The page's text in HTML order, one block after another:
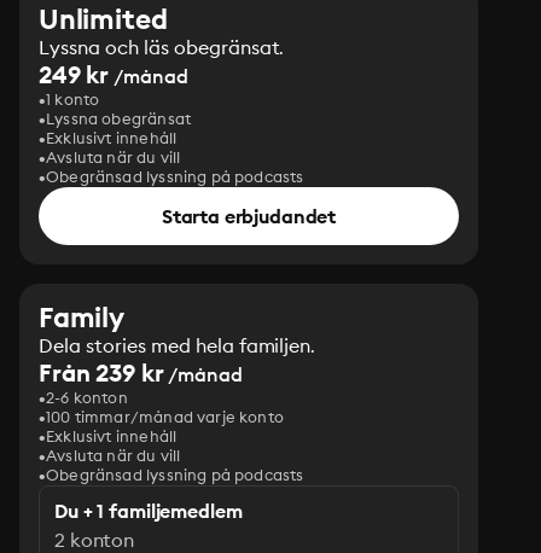
Unlimited
Lyssna och läs obegränsat.
249 kr /månad
1 konto
Lyssna obegränsat
Exklusivt innehåll
Avsluta när du vill
Obegränsad lyssning på podcasts
Starta erbjudandet
Family
Dela stories med hela familjen.
Från 239 kr/månad
2-6 konton
100 timmar/månad varje konto
Exklusivt innehåll
Avsluta när du vill
Obegränsad lyssning på podcasts
Du + 1 familjemedlem
2 konton